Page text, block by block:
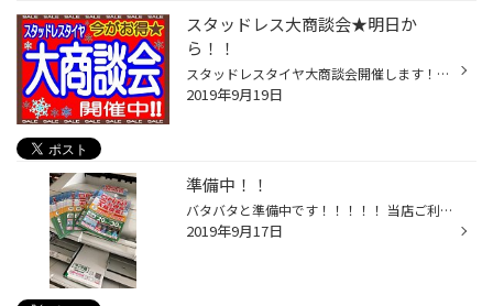
スタッドレス大商談会★明日か
ら！！
スタッドレスタイヤ大商談会開催します！！！！！！ タイヤ館に、【盛岡中央店】が仲間入りします♪（＾＾）♪ 今年春までミスタータイヤマン茶畑店がありましたが・・・ 新しく、【タイヤ館盛岡中央店】になりましたよ～★ オープン記念も兼ねて・・・ タイヤ館全店で≪大商談会≫開催します！！！ わぁ...
2019年9月19日
準備中！！
バタバタと準備中です！！！！！ 当店ご利用いただいたお客様に発送予定です♪ お手元に届いたら・・・ペラペラとめくって下さい！！ ハガキの中にはお得な情報が・・・！！！ え？届かない！！という方はご来店くださいね（＾＾） 増税前の今がオススメですよ～★☆★☆ スタッフみんなで準備中でーーー...
2019年9月17日